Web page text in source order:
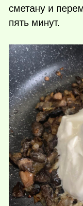
сметану и
пять минут.